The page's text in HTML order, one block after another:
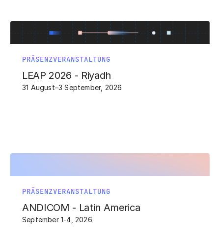
PRÄSENZVERANSTALTUNG
LEAP 2026 - Riyadh
31 August–3 September, 2026
PRÄSENZVERANSTALTUNG
ANDICOM - Latin America
September 1-4, 2026